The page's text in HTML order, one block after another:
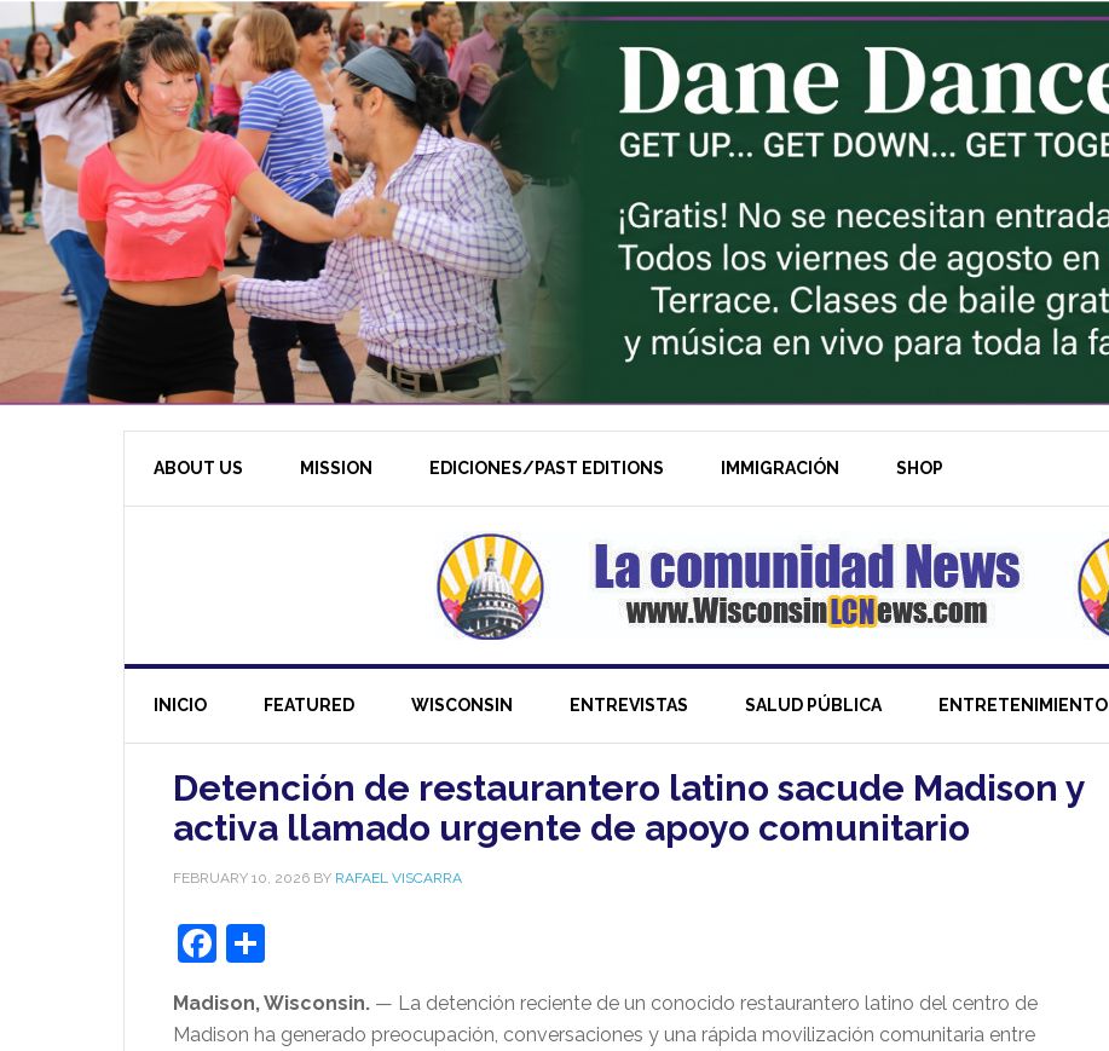
ABOUT US MISSION EDICIONES/PAST EDITIONS IMMIGRACIÓN SHOP
INICIO FEATURED WISCONSIN ENTREVISTAS SALUD PÚBLICA ENTRETENIMIENTO
Detención de restaurantero latino sacude Madison y
activa llamado urgente de apoyo comunitario
FEBRUARY 10, 2026 BY RAFAEL VISCARRA
Facebook
Madison, Wisconsin. — La detención reciente de un conocido restaurantero latino del centro de
Madison ha generado preocupación, conversaciones y una rápida movilización comunitaria entre